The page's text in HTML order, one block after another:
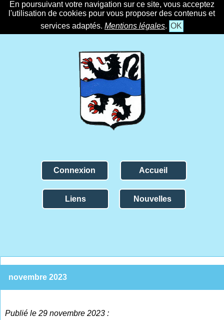
En poursuivant votre navigation sur ce site, vous acceptez
l'utilisation de cookies pour vous proposer des contenus et
services adaptés. Mentions légales. OK
Connexion Accueil
Liens Nouvelles
novembre 2023
Publié le 29 novembre 2023 :